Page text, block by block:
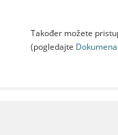
Također možete
(pogledajte